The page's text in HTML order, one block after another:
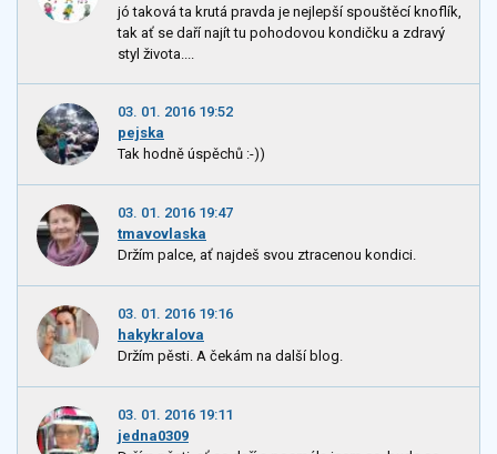
jó taková ta krutá pravda je nejlepší spouštěcí knoflík,
tak ať se daří najít tu pohodovou kondičku a zdravý
styl života....
03. 01. 2016 19:52
pejska
Tak hodně úspěchů :-))
03. 01. 2016 19:47
tmavovlaska
Držím palce, ať najdeš svou ztracenou kondici.
03. 01. 2016 19:16
hakykralova
Držím pěsti. A čekám na další blog.
03. 01. 2016 19:11
jedna0309